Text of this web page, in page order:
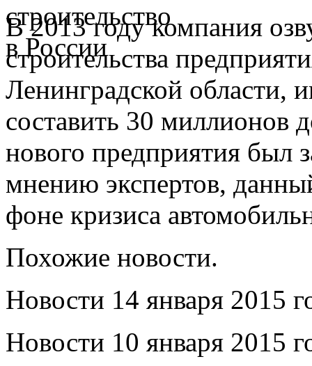
В 2013 году компания
строительства
Ленинградской области,
составить 30 миллионов
нового предприятия был
мнению экспертов,
фоне кризиса
Похожие новости.
Новости 14 января 2015
Новости 10 января 2015